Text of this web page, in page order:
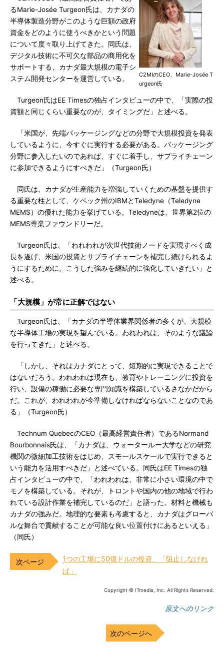
C2MIのCEO、Marie-Josée T
urgeon氏
るMarie-Josée Turgeon氏は、カナダの
半導体製造分野がこのような巨額の政府
資金をどのように使うべきかという問題
について度々取り上げてきた。同氏は、
デジタル技術に不可欠な部品の商用化を
サポートする、カナダ最大規模の電子シ
ステム開発センターを運営している。
Turgeon氏はEE Timesの独占インタビューの中で、「実際の投
資額と同じくらい重要なのが、タイミングだ」と述べる。
「米国が、先端パッケージングなどの分野で大規模投資を発表
しているように、今すぐに実行する必要がある。パッケージング
分野に参入したいのであれば、すぐに着手し、サプライチェーン
に参加できるようにすべきだ」（Turgeon氏）
同氏は、カナダが生産能力を増強していくための基盤を提供す
る重要な柱として、ケベック州のIBMとTeledyne（Teledyne
MEMS）の優れた能力を挙げている。Teledyneは、世界第2位の
MEMS専業ファウンドリーだ。
Turgeon氏は、「われわれが次世代技術ノードを実現すべく成
長を遂げ、米国の投資とサプライチェーンを補完し続けられるよ
うにするために、こうした強みを継続的に強化していきたい」と
述べる。
「大規模」が常に正解ではない
Turgeon氏は、「カナダの半導体業界関係者の多くが、大規模
な半導体工場の実現を望んでいる。われわれは、そのような議論
を行ってきた」と述べる。
「しかし、それはカナダにとって、短期的に実現できることで
はないだろう。われわれは現在も、教育やトレーニングに投資を
行い、設備の稼働に必要な専門知識を構築しているさなかだから
だ。これが、われわれが今準備しなければならないことなのであ
る」（Turgeon氏）
Technum QuebecのCEO（最高経営責任者）であるNormand
Bourbonnais氏は、「カナダは、ウォータールー大学などの研究
機関の微細加工技術をはじめ、スモールスケールで実行できると
いう能力を活用すべきだ」と述べている。同氏はEE Timesの独
占インタビューの中で、「われわれは、非常に小さい環境の中で
モノを構築している。それが、トロントや国内の他の地域で行わ
れている設計作業を補完しているのだ」と語った。材料と機械も
カナダの強みだ。地理的な要素も考慮すると、カナダはグローバ
ルな舞台で貢献することが可能な良い位置付けにあるといえる」
（同氏）
1つの工場に50億ドルの投資、「阻止しなけれ
ば」
Copyright © ITmedia, Inc. All Rights Reserved.
原文へのリンク
次のページへ